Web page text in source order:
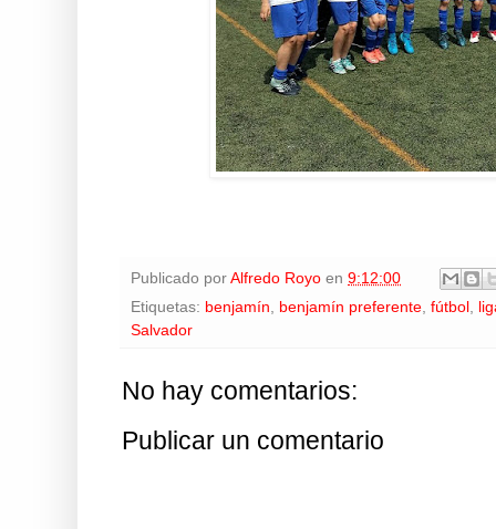
Publicado por Alfredo Royo en 9:12:00
Etiquetas: benjamín, benjamín preferente, fútbol ,
Salvador
No hay comentarios:
Publicar un comentario